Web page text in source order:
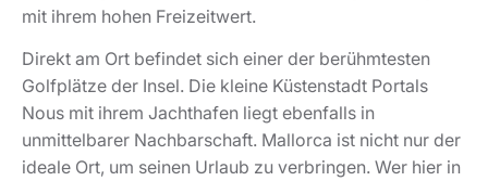
mit ihrem hohen Freizeitwert.
Direkt am Ort befindet sich einer der berühmtesten
Golfplätze der Insel. Die kleine Küstenstadt Portals
Nous mit ihrem Jachthafen liegt ebenfalls in
unmittelbarer Nachbarschaft. Mallorca ist nicht nur der
ideale Ort, um seinen Urlaub zu verbringen. Wer hier in